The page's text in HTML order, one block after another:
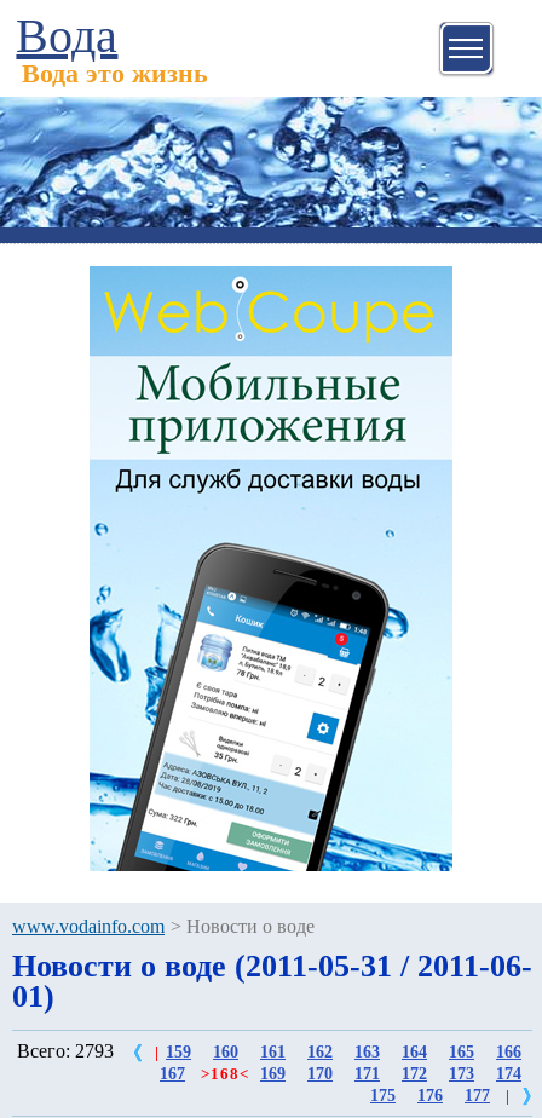
Вода
Вода это жизнь
www.vodainfo.com > Новости о воде
Новости о воде (2011-05-31 / 2011-06-
01)
Всего: 2793 159 160 161 162 163 164 165
166
167
>168< 169 170 171 172 173
174
175
176 177